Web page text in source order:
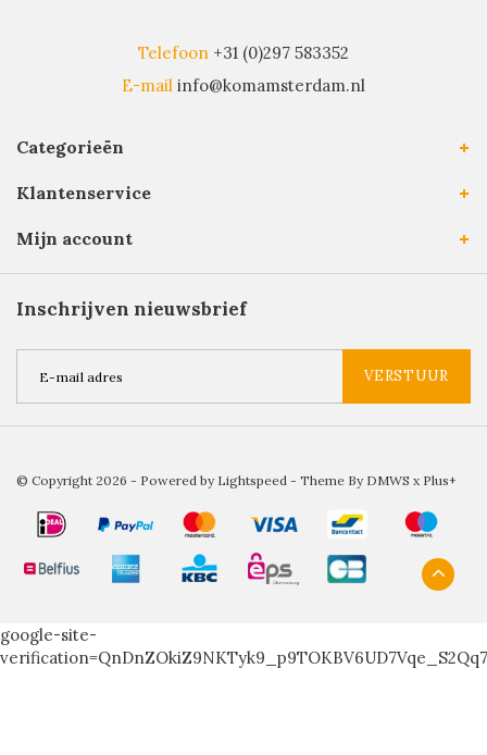
Telefoon +31 (0)297 583352
E-mail info@komamsterdam.nl
Categorieën
Klantenservice
Mijn account
Inschrijven nieuwsbrief
VERSTUUR
© Copyright 2026 - Powered by Lightspeed - Theme By DMWS x Plus+
google-site-